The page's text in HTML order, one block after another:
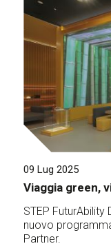
09 Lug 2025
Viaggia green,
STEP
nuovo
Partner.